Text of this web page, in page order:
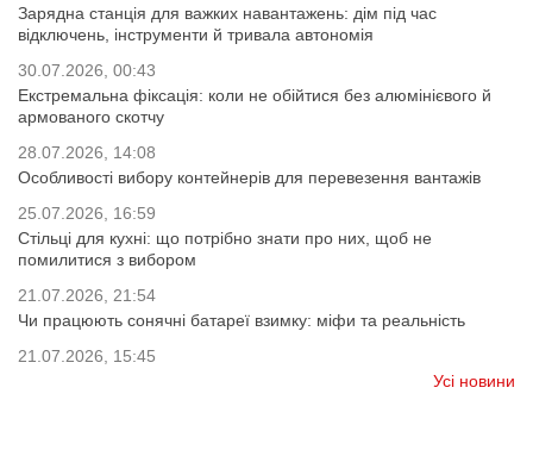
Зарядна станція для важких навантажень: дім під час
відключень, інструменти й тривала автономія
30.07.2026, 00:43
Екстремальна фіксація: коли не обійтися без алюмінієвого й
армованого скотчу
28.07.2026, 14:08
Особливості вибору контейнерів для перевезення вантажів
25.07.2026, 16:59
Стільці для кухні: що потрібно знати про них, щоб не
помилитися з вибором
21.07.2026, 21:54
Чи працюють сонячні батареї взимку: міфи та реальність
21.07.2026, 15:45
Усі новини